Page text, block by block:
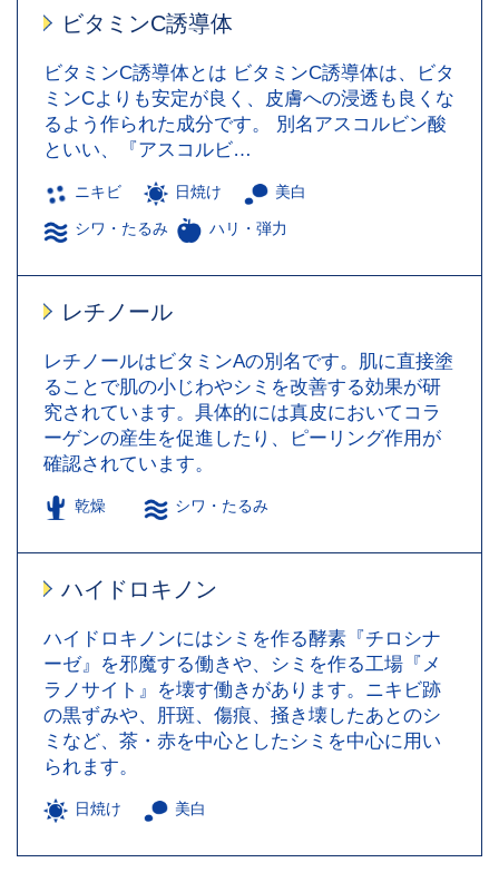
ビタミンC誘導体
ビタミンC誘導体とは ビタミンC誘導体は、ビタ
ミンCよりも安定が良く、皮膚への浸透も良くな
るよう作られた成分です。 別名アスコルビン酸
といい、『アスコルビ…
ニキビ 日焼け 美白
シワ・たるみ ハリ・弾力
レチノール
レチノールはビタミンAの別名です。肌に直接塗
ることで肌の小じわやシミを改善する効果が研
究されています。具体的には真皮においてコラ
ーゲンの産生を促進したり、ピーリング作用が
確認されています。
乾燥 シワ・たるみ
ハイドロキノン
ハイドロキノンにはシミを作る酵素『チロシナ
ーゼ』を邪魔する働きや、シミを作る工場『メ
ラノサイト』を壊す働きがあります。ニキビ跡
の黒ずみや、肝斑、傷痕、掻き壊したあとのシ
ミなど、茶・赤を中心としたシミを中心に用い
られます。
日焼け 美白